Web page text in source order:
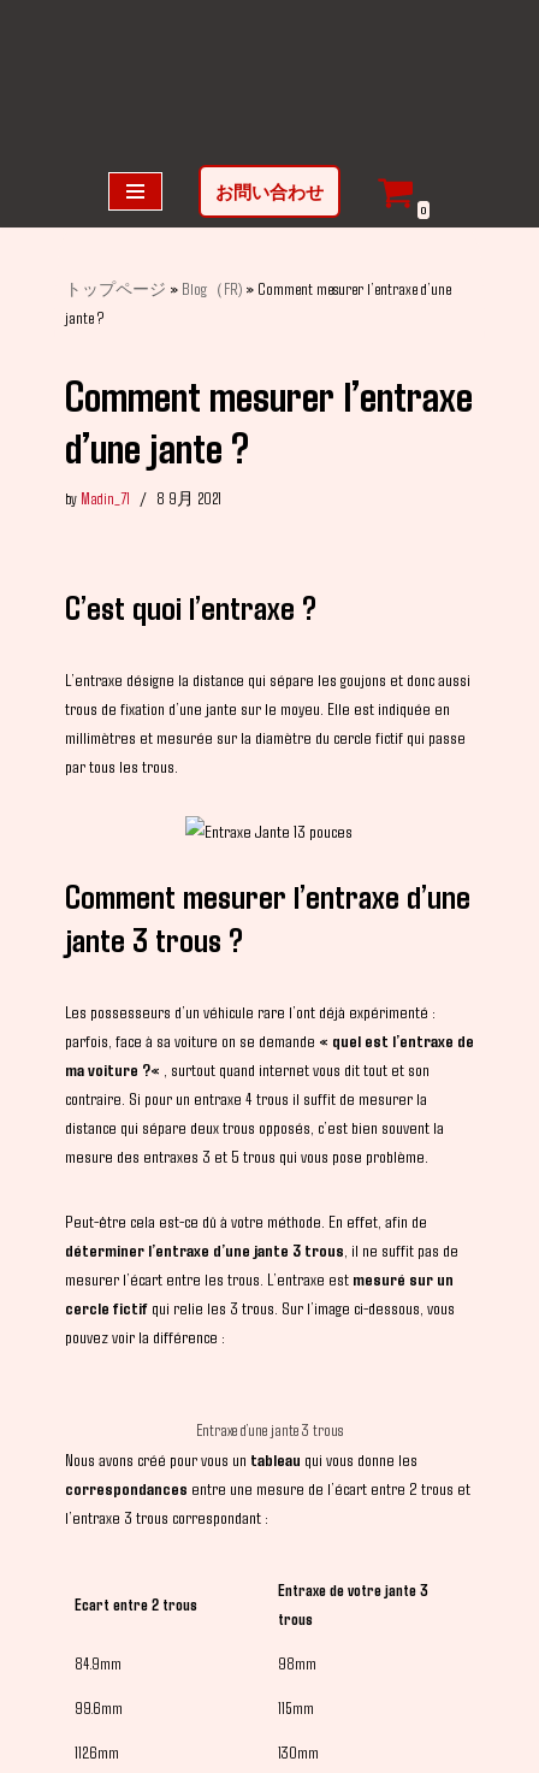
お問い合わせ
0
トップページ » Blog（FR)» Comment mesurer l’entraxe d’une
jante ?
Comment mesurer l’entraxe
d’une jante ?
by Madin_71 8 9月 2021
C’est quoi l’entraxe ?
L’entraxe désigne la distance qui sépare les goujons et donc aussi
trous de fixation d’une jante sur le moyeu. Elle est indiquée en
millimètres et mesurée sur la diamètre du cercle fictif qui passe
par tous les trous.
Comment mesurer l’entraxe d’une
jante 3 trous ?
Les possesseurs d’un véhicule rare l’ont déjà expérimenté :
parfois, face à sa voiture on se demande « quel est l’entraxe de
ma voiture ?« , surtout quand internet vous dit tout et son
contraire. Si pour un entraxe 4 trous il suffit de mesurer la
distance qui sépare deux trous opposés, c’est bien souvent la
mesure des entraxes 3 et 5 trous qui vous pose problème.
Peut-être cela est-ce dû à votre méthode. En effet, afin de
déterminer l’entraxe d’une jante 3 trous , il ne suffit pas de
mesurer l’écart entre les trous. L’entraxe est mesuré sur un
cercle fictifqui relie les 3 trous. Sur l’image ci-dessous, vous
pouvez voir la différence :
Entraxe d’une jante 3 trous
Nous avons créé pour vous un tableau qui vous donne les
correspondances entre une mesure de l’écart entre 2 trous et
l’entraxe 3 trous correspondant :
Ecart entre 2 trous
Entraxe de votre jante 3
trous
84.9mm 98mm
99.6mm 115mm
112.6mm 130mm